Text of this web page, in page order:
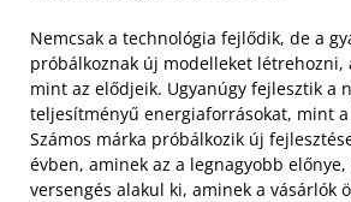
Nemcsak a technológia fejlődik, de a
próbálkoznak új modelleket létrehozni,
mint az elődjeik. Ugyanúgy fejlesztik a
teljesítményű energiaforrásokat, mint
Számos márka próbálkozik új
évben, aminek az a legnagyobb előnye,
versengés alakul ki, aminek a vásárlók